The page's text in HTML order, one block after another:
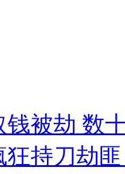
合力深夜将其击毙
钱被劫 数
狂持刀劫